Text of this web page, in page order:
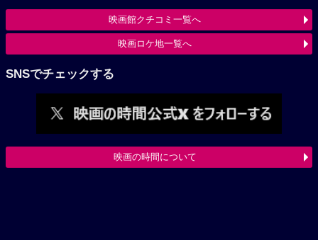
映画館クチコミ一覧へ
映画ロケ地一覧へ
SNSでチェックする
映画の時間について